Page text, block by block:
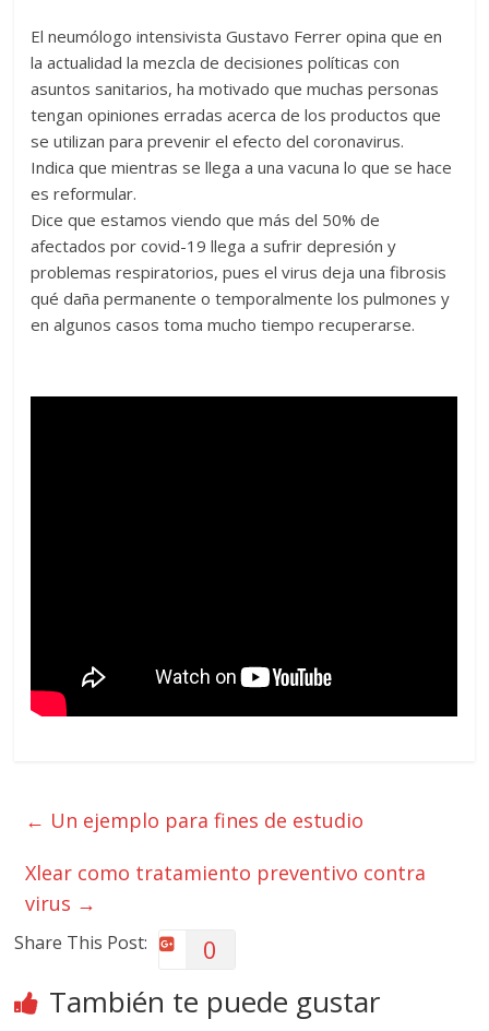
El neumólogo intensivista Gustavo Ferrer opina que en
la actualidad la mezcla de decisiones políticas con
asuntos sanitarios, ha motivado que muchas personas
tengan opiniones erradas acerca de los productos que
se utilizan para prevenir el efecto del coronavirus.
Indica que mientras se llega a una vacuna lo que se hace
es reformular.
Dice que estamos viendo que más del 50% de
afectados por covid-19 llega a sufrir depresión y
problemas respiratorios, pues el virus deja una fibrosis
qué daña permanente o temporalmente los pulmones y
en algunos casos toma mucho tiempo recuperarse.
← Un ejemplo para fines de estudio
Xlear como tratamiento preventivo contra
virus →
Share This Post: 0
También te puede gustar